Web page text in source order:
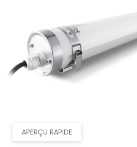
APERÇU RAPIDE